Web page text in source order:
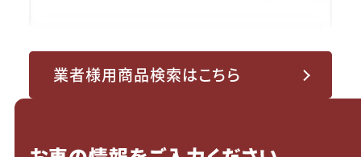
業者様用商品検索はこちら